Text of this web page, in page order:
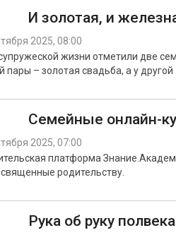
И золотая, и
2025, 08:00
жизни отметили две
пары – золотая свадьба, а у другой
Семейные онлайн-
2025, 07:00
платформа
родительству.
Рука об руку полвека